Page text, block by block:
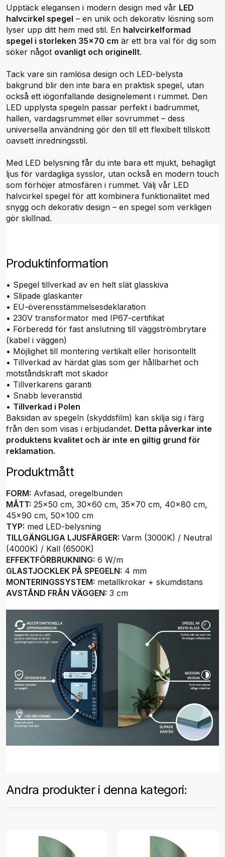
Upptäck elegansen i modern design med vår LED
halvcirkel spegel – en unik och dekorativ lösning som
lyser upp ditt hem med stil. En halvcirkelformad
spegel i storleken 35x70 cm är ett bra val för dig som
söker något ovanligt och originellt.
Tack vare sin ramlösa design och LED-belysta
bakgrund blir den inte bara en praktisk spegel, utan
också ett iögonfallande designelement i rummet. Den
LED upplysta spegeln passar perfekt i badrummet,
hallen, vardagsrummet eller sovrummet – dess
universella användning gör den till ett flexibelt tillskott
oavsett inredningsstil.
Med LED belysning får du inte bara ett mjukt, behagligt
ljus för vardagliga sysslor, utan också en modern touch
som förhöjer atmosfären i rummet. Välj vår LED
halvcirkel spegel för att kombinera funktionalitet med
snygg och dekorativ design – en spegel som verkligen
gör skillnad.
Produktinformation
• Spegel tillverkad av en helt slät glasskiva
• Slipade glaskanter
• EU-överensstämmelsesdeklaration
• 230V transformator med IP67-certifikat
• Förberedd för fast anslutning till väggströmbrytare
(kabel i väggen)
• Möjlighet till montering vertikalt eller horisontellt
• Tillverkad av härdat glas som ger hållbarhet och
motståndskraft mot skador
• Tillverkarens garanti
• Snabb leveranstid
• Tillverkad i Polen
Baksidan av spegeln (skyddsfilm) kan skilja sig i färg
från den som visas i erbjudandet. Detta påverkar inte
produktens kvalitet och är inte en giltig grund för
reklamation.
Produktmått
FORM: Avfasad, oregelbunden
MÅTT: 25x50 cm, 30x60 cm, 35x70 cm, 40x80 cm,
45x90 cm, 50x100 cm
TYP: med LED-belysning
TILLGÄNGLIGA LJUSFÄRGER: Varm (3000K) / Neutral
(4000K) / Kall (6500K)
EFFEKTFÖRBRUKNING: 6 W/m
GLASTJOCKLEK PÅ SPEGELN: 4 mm
MONTERINGSSYSTEM: metallkrokar + skumdistans
AVSTÅND FRÅN VÄGGEN: 3 cm
Andra produkter i denna kategori: